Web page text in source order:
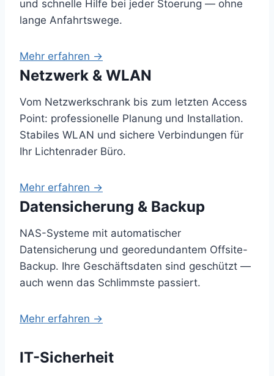
und schnelle Hilfe bei jeder Stoerung — ohne
lange Anfahrtswege.
Mehr erfahren →
Netzwerk & WLAN
Vom Netzwerkschrank bis zum letzten Access
Point: professionelle Planung und Installation.
Stabiles WLAN und sichere Verbindungen für
Ihr Lichtenrader Büro.
Mehr erfahren →
Datensicherung & Backup
NAS-Systeme mit automatischer
Datensicherung und georedundantem Offsite-
Backup. Ihre Geschäftsdaten sind geschützt —
auch wenn das Schlimmste passiert.
Mehr erfahren →
IT-Sicherheit